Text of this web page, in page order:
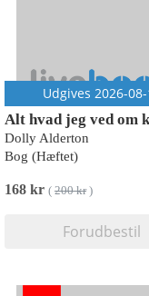
Udgives 2026-
Dolly Alderton
Bog (Hæftet)
168 kr ( 200 kr)
Forudbestil